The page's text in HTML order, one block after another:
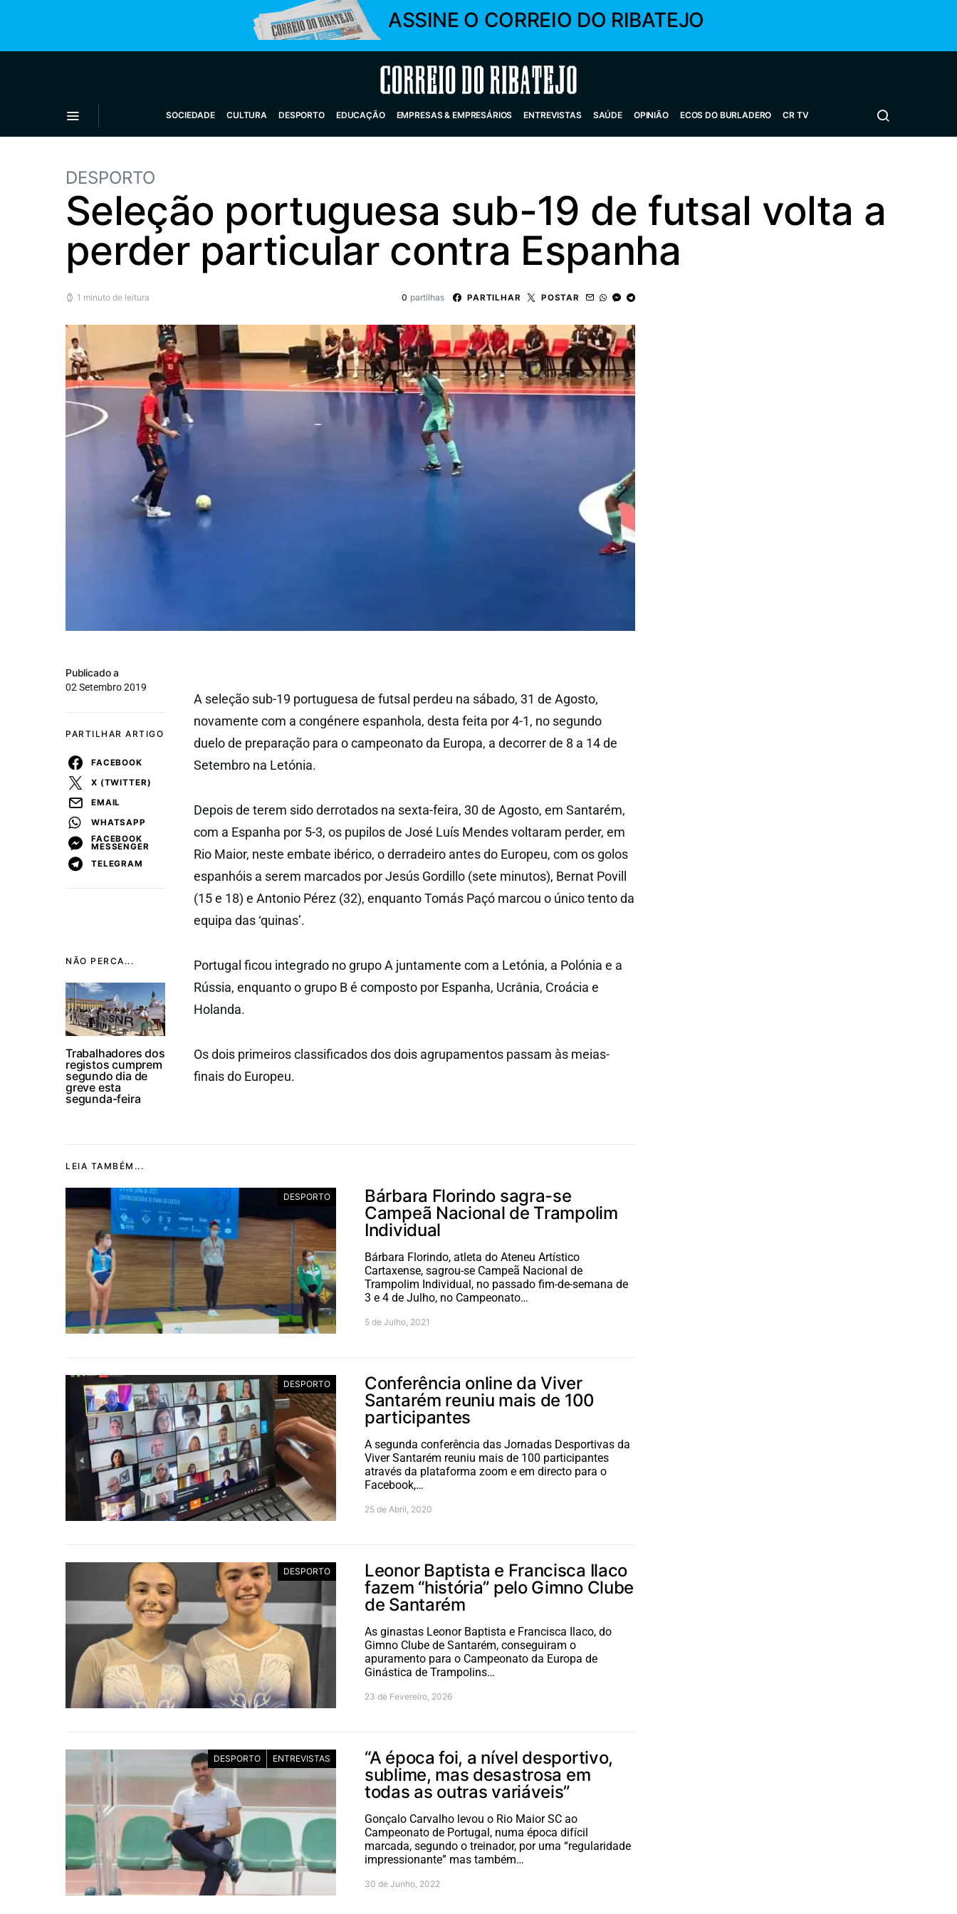
ASSINE O CORREIO DO RIBATEJO
Correio do Ribatejo
SOCIEDADE CULTURA DESPORTO EDUCAÇÃO EMPRESAS & EMPRESÁRIOS ENTREVISTAS SAÚDE OPINIÃO ECOS DO BURLADERO CR TV
DESPORTO
Seleção portuguesa sub-19 de futsal volta a
perder particular contra Espanha
1 minuto de leitura 0 partilhas PARTILHAR POSTAR
NÃO PERCA...
Trabalhadores dos
registos cumprem
segundo dia de
greve esta
segunda-feira
Publicado a
02 Setembro 2019
PARTILHAR ARTIGO
FACEBOOK
X (TWITTER)
EMAIL
WHATSAPP
FACEBOOK
MESSENGER
TELEGRAM
A seleção sub-19 portuguesa de futsal perdeu na sábado, 31 de Agosto,
novamente com a congénere espanhola, desta feita por 4-1, no segundo
duelo de preparação para o campeonato da Europa, a decorrer de 8 a 14 de
Setembro na Letónia.
Depois de terem sido derrotados na sexta-feira, 30 de Agosto, em Santarém,
com a Espanha por 5-3, os pupilos de José Luís Mendes voltaram perder, em
Rio Maior, neste embate ibérico, o derradeiro antes do Europeu, com os golos
espanhóis a serem marcados por Jesús Gordillo (sete minutos), Bernat Povill
(15 e 18) e Antonio Pérez (32), enquanto Tomás Paçó marcou o único tento da
equipa das ‘quinas’.
Portugal ficou integrado no grupo A juntamente com a Letónia, a Polónia e a
Rússia, enquanto o grupo B é composto por Espanha, Ucrânia, Croácia e
Holanda.
Os dois primeiros classificados dos dois agrupamentos passam às meias-
finais do Europeu.
LEIA TAMBÉM...
DESPORTO
Bárbara Florindo sagra-se
Campeã Nacional de Trampolim
Individual
Bárbara Florindo, atleta do Ateneu Artístico
Cartaxense, sagrou-se Campeã Nacional de
Trampolim Individual, no passado fim-de-semana de
3 e 4 de Julho, no Campeonato…
5 de Julho, 2021
DESPORTO
Conferência online da Viver
Santarém reuniu mais de 100
participantes
A segunda conferência das Jornadas Desportivas da
Viver Santarém reuniu mais de 100 participantes
através da plataforma zoom e em directo para o
Facebook,…
25 de Abril, 2020
DESPORTO
Leonor Baptista e Francisca Ilaco
fazem “história” pelo Gimno Clube
de Santarém
As ginastas Leonor Baptista e Francisca Ilaco, do
Gimno Clube de Santarém, conseguiram o
apuramento para o Campeonato da Europa de
Ginástica de Trampolins…
23 de Fevereiro, 2026
DESPORTO ENTREVISTAS
“A época foi, a nível desportivo,
sublime, mas desastrosa em
todas as outras variáveis”
Gonçalo Carvalho levou o Rio Maior SC ao
Campeonato de Portugal, numa época difícil
marcada, segundo o treinador, por uma “regularidade
impressionante” mas também…
30 de Junho, 2022